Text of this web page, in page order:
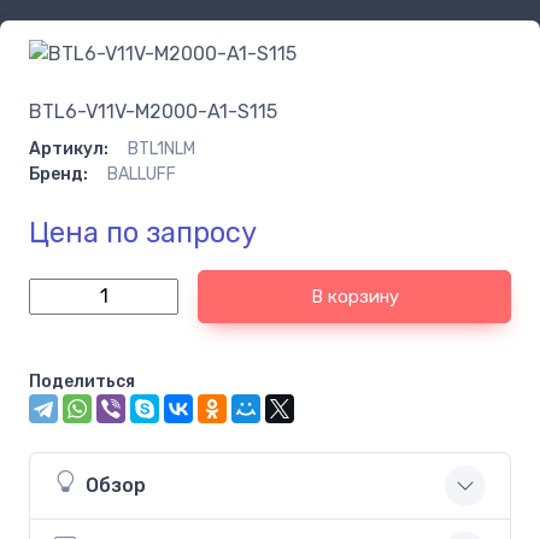
BTL6-V11V-M2000-A1-S115
Артикул:
BTL1NLM
Бренд:
BALLUFF
Цена по запросу
В корзину
Поделиться
Обзор